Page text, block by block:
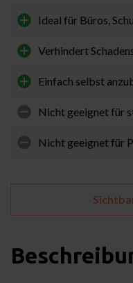
Ideal für Büros,
Verhindert
Einfach selbst
Nicht geeignet für
Nicht geeignet für